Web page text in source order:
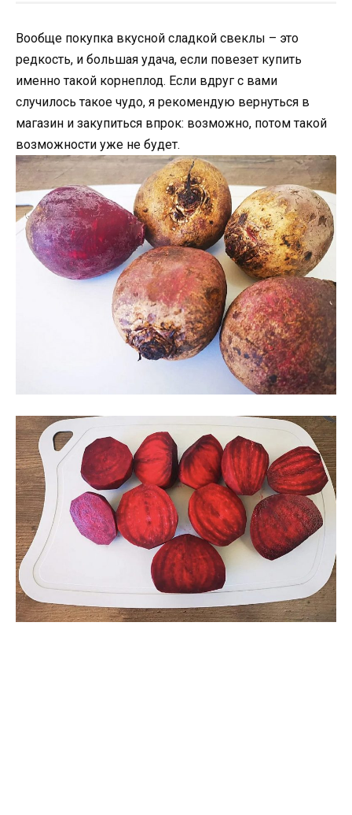
Вообще покупка вкусной сладкой свеклы – это
редкость, и большая удача, если повезет купить
именно такой корнеплод. Если вдруг с вами
случилось такое чудо, я рекомендую вернуться в
магазин и закупиться впрок: возможно, потом такой
возможности уже не будет.